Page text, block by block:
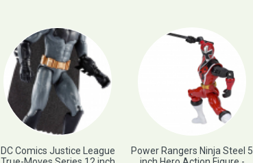
DC Comics Justice League
Power Rangers Ninja Steel 5